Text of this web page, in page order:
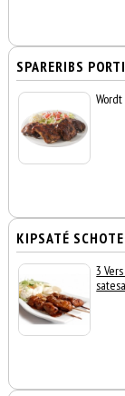
SPARERIBS
KIPSATÉ
3